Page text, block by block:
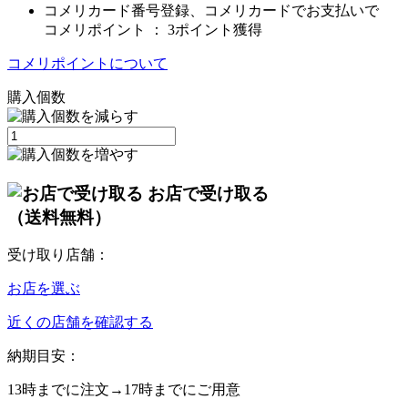
コメリカード番号登録、コメリカードでお支払いで
コメリポイント ： 3ポイント獲得
コメリポイントについて
購入個数
お店で受け取る
（送料無料）
受け取り店舗：
お店を選ぶ
近くの店舗を確認する
納期目安：
13時までに注文→ 17時までにご用意